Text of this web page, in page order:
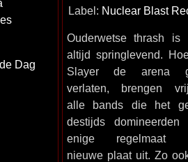
Dag
Label: Nuclear Blast
Ouderwetse thrash is
altijd springlevend.
Slayer de arena
verlaten, brengen
alle bands die het
destijds domineerden
enige regelmaat
nieuwe plaat uit. Zo